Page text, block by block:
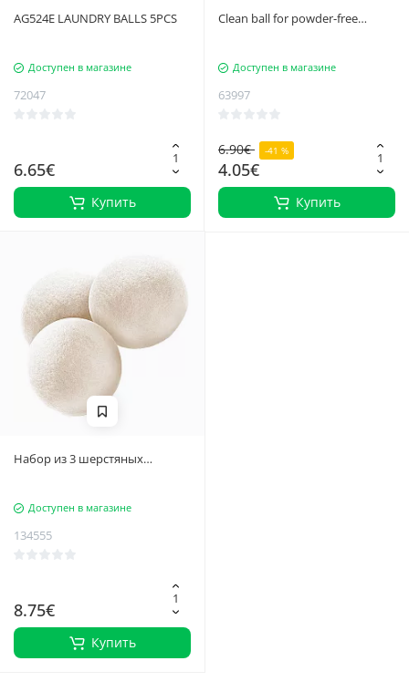
AG524E LAUNDRY BALLS 5PCS
Доступен в магазине
72047
6.65€
Купить
Clean ball for powder-free
Доступен в магазине
63997
6.90€ -41 %
4.05€
Купить
Набор из 3 шерстяных
сбивания одежды и смягчения
стирки
Доступен в магазине
134555
8.75€
Купить